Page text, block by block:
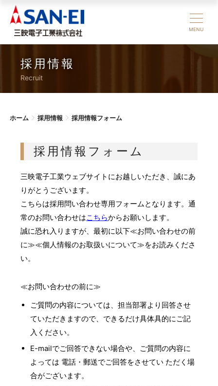
MENU
採用情報
Recruit
ホーム 採用情報 採用情報フォーム
採用情報フォーム
三映電子工業ウェブサイトにお越しいただき、誠にあ
りがとうございます。
こちらは採用問い合わせ専用フォームとなります。通
常のお問い合わせはこちらからお願いします。
誠に恐れ入りますが、最初に以下≪お問い合わせの前
に≫≪個人情報のお取扱いについて≫をお読みくださ
い。
≪お問い合わせの前に≫
ご質問の内容については、担当部署より回答させ
ていただきますので、できるだけ具体具的にご記
入ください。
E-mailでご回答できない場合や、ご質問の内容に
よっては 電話・郵送でご回答をさせてい ただく場
合がございます。